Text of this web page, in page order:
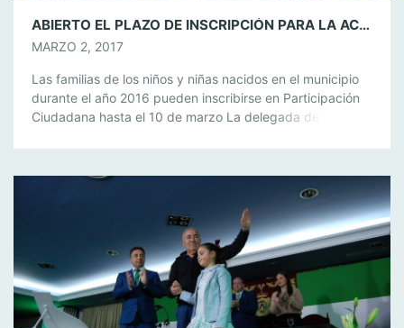
ABIERTO EL PLAZO DE INSCRIPCIÓN PARA LA ACTIVIDAD “CRECIENDO CON TU ÁRBOL” QUE SE CELEBRA EL 18 DE MARZO
MARZO 2, 2017
Las familias de los niños y niñas nacidos en el municipio
durante el año 2016 pueden inscribirse en Participación
Ciudadana hasta el 10 de marzo La delegada de
el municipio durante el año 2016 a que participen […]